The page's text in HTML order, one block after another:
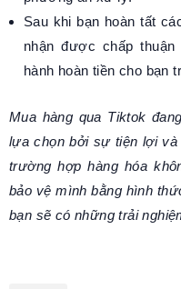
Sau khi bạn hoàn tất
nhận được chấp
hành hoàn tiền cho bạn
Mua hàng qua Tiktok
lựa chọn bởi sự tiện lợi và
trường hợp hàng hóa
bảo vệ mình bằng hình
bạn sẽ có những trải